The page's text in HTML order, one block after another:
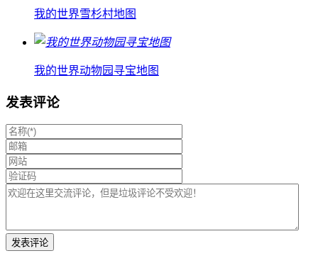
我的世界雪杉村地图
我的世界动物园寻宝地图
发表评论